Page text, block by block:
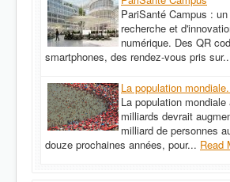
PariSanté Campus :
recherche et
numérique. Des QR
smartphones, des rendez-vous pris
La population
La population
milliards devrait
milliard de personnes
douze prochaines années, pour... Read